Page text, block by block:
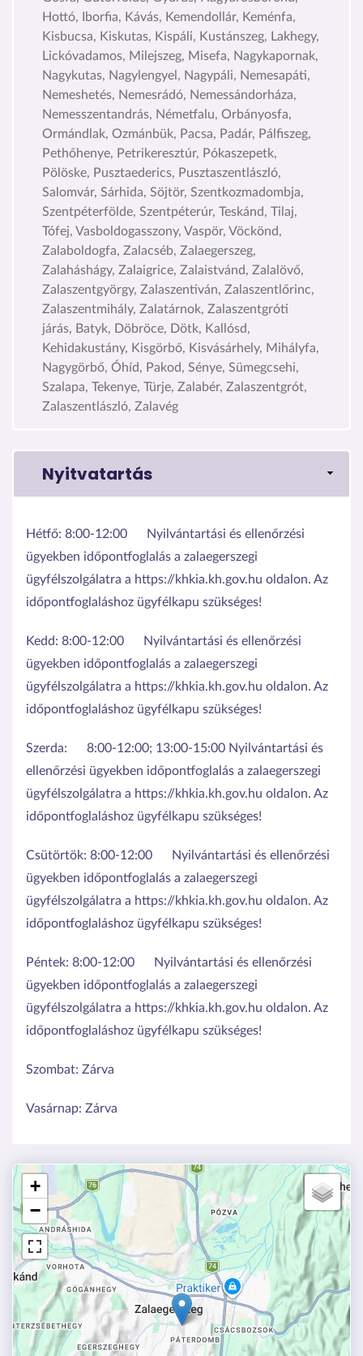
Hottó, Iborfia, Kávás, Kemendollár, Keménfa,
Kisbucsa, Kiskutas, Kispáli, Kustánszeg, Lakhegy,
Lickóvadamos, Milejszeg, Misefa, Nagykapornak,
Nagykutas, Nagylengyel, Nagypáli, Nemesapáti,
Nemeshetés, Nemesrádó, Nemessándorháza,
Nemesszentandrás, Németfalu, Orbányosfa,
Ormándlak, Ozmánbük, Pacsa, Padár, Pálfiszeg,
Pethőhenye, Petrikeresztúr, Pókaszepetk,
Pölöske, Pusztaederics, Pusztaszentlászló,
Salomvár, Sárhida, Söjtör, Szentkozmadombja,
Szentpéterfölde, Szentpéterúr, Teskánd, Tilaj,
Tófej, Vasboldogasszony, Vaspör, Vöckönd,
Zalaboldogfa, Zalacséb, Zalaegerszeg,
Zalaháshágy, Zalaigrice, Zalaistvánd, Zalalövő,
Zalaszentgyörgy, Zalaszentiván, Zalaszentlőrinc,
Zalaszentmihály, Zalatárnok, Zalaszentgróti
járás, Batyk, Döbröce, Dötk, Kallósd,
Kehidakustány, Kisgörbő, Kisvásárhely, Mihályfa,
Nagygörbő, Óhíd, Pakod, Sénye, Sümegcsehi,
Szalapa, Tekenye, Türje, Zalabér, Zalaszentgrót,
Zalaszentlászló, Zalavég
Nyitvatartás
Hétfő: 8:00-12:00
Nyilvántartási és ellenőrzési
ügyekben időpontfoglalás a zalaegerszegi
ügyfélszolgálatra a https://khkia.kh.gov.hu oldalon. Az
időpontfoglaláshoz ügyfélkapu szükséges!
Kedd: 8:00-12:00
Nyilvántartási és ellenőrzési
ügyekben időpontfoglalás a zalaegerszegi
ügyfélszolgálatra a https://khkia.kh.gov.hu oldalon. Az
időpontfoglaláshoz ügyfélkapu szükséges!
Szerda:
8:00-12:00; 13:00-15:00 Nyilvántartási és
ellenőrzési ügyekben időpontfoglalás a zalaegerszegi
ügyfélszolgálatra a https://khkia.kh.gov.hu oldalon. Az
időpontfoglaláshoz ügyfélkapu szükséges!
Csütörtök: 8:00-12:00
Nyilvántartási és ellenőrzési
ügyekben időpontfoglalás a zalaegerszegi
ügyfélszolgálatra a https://khkia.kh.gov.hu oldalon. Az
időpontfoglaláshoz ügyfélkapu szükséges!
Péntek: 8:00-12:00
Nyilvántartási és ellenőrzési
ügyekben időpontfoglalás a zalaegerszegi
ügyfélszolgálatra a https://khkia.kh.gov.hu oldalon. Az
időpontfoglaláshoz ügyfélkapu szükséges!
Szombat: Zárva
Vasárnap: Zárva
+
−